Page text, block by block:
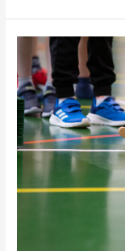
Unser
Sportfest